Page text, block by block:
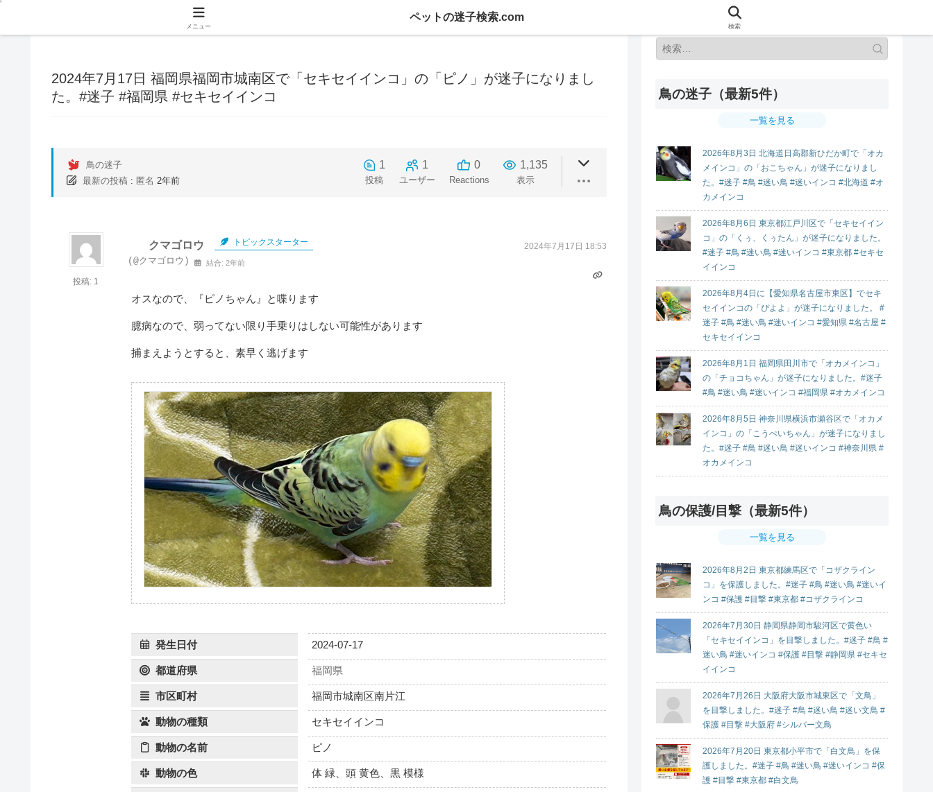
2024年7月17日 福岡県福岡市城南区で「セキセイインコ」の「ピノ」が迷子になりまし
た。#迷子 #福岡県 #セキセイインコ
鳥の迷子
最新の投稿 : 匿名 2年前
1
投稿
1
ユーザー
0
Reactions
1,135
表示
投稿: 1
クマゴロウ トピックスターター 2024年7月17日 18:53
(@クマゴロウ) 結合: 2年前
オスなので、『ピノちゃん』と喋ります
臆病なので、弱ってない限り手乗りはしない可能性があります
捕まえようとすると、素早く逃げます
発生日付 2024-07-17
都道府県 福岡県
市区町村 福岡市城南区南片江
動物の種類 セキセイインコ
動物の名前 ピノ
動物の色 体 緑、頭 黄色、黒 模様
鳥の迷子（最新5件）
一覧を見る
2026年8月3日 北海道日高郡新ひだか町で「オカ
メインコ」の「おこちゃん」が迷子になりまし
た。#迷子 #鳥 #迷い鳥 #迷いインコ #北海道 #オ
カメインコ
2026年8月6日 東京都江戸川区で「セキセイイン
コ」の「くぅ、くぅたん」が迷子になりました。
#迷子 #鳥 #迷い鳥 #迷いインコ #東京都 #セキセ
イインコ
2026年8月4日に【愛知県名古屋市東区】でセキ
セイインコの「ぴよよ」が迷子になりました。 #
迷子 #鳥 #迷い鳥 #迷いインコ #愛知県 #名古屋 #
セキセイインコ
2026年8月1日 福岡県田川市で「オカメインコ」
の「チョコちゃん」が迷子になりました。#迷子
#鳥 #迷い鳥 #迷いインコ #福岡県 #オカメインコ
2026年8月5日 神奈川県横浜市瀬谷区で「オカメ
インコ」の「こうぺいちゃん」が迷子になりまし
た。#迷子 #鳥 #迷い鳥 #迷いインコ #神奈川県 #
オカメインコ
鳥の保護/目撃（最新5件）
一覧を見る
2026年8月2日 東京都練馬区で「コザクライン
コ」を保護しました。#迷子 #鳥 #迷い鳥 #迷いイ
ンコ #保護 #目撃 #東京都 #コザクラインコ
2026年7月30日 静岡県静岡市駿河区で黄色い
「セキセイインコ」を目撃しました。#迷子 #鳥 #
迷い鳥 #迷いインコ #保護 #目撃 #静岡県 #セキセ
イインコ
2026年7月26日 大阪府大阪市城東区で「文鳥」
を目撃しました。#迷子 #鳥 #迷い鳥 #迷い文鳥 #
保護 #目撃 #大阪府 #シルバー文鳥
2026年7月20日 東京都小平市で「白文鳥」を保
護しました。#迷子 #鳥 #迷い鳥 #迷いインコ #保
護 #目撃 #東京都 #白文鳥
メニュー
ペットの迷子検索.com
検索